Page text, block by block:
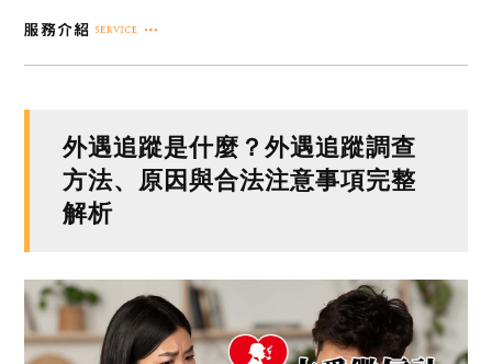
外遇追蹤是什麼？外遇追蹤調查
方法、原因與合法注意事項完整
解析